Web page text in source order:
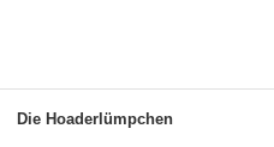
Die Hoaderlümpchen